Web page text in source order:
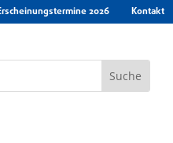
2026 Kontakt